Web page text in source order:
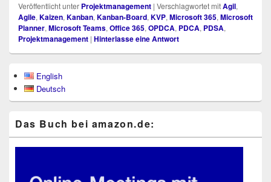
Veröffentlicht unter Projektmanagement | Verschlagwortet mitAgil,
Agile, Kaizen, Kanban, Kanban-Board, KVP, Microsoft 365, Microsoft
Planner, Microsoft Teams, Office 365, OPDCA, PDCA, PDSA,
Projektmanagement | Hinterlasse eine Antwort
Seitenleisten-
Widgetbereich
English
Deutsch
Das Buch bei ama​zon​.de: